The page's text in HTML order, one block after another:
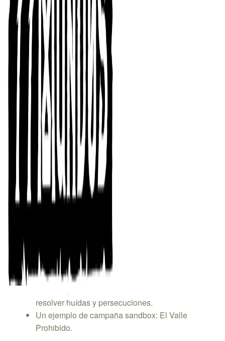
Este es el germen de ¡Hexplora! y siempre estará
disponible de forma gratuita para todos aquellos que
quieran leerlo. Os animamos a echarle un vistazo al pdf
para ver si os gusta el estilo.
¡Hexplora! es una versión ampliada y revisada de este
pdf, con ilustraciones completamente nuevas,
especialmente creadas para la ocasión. A continuación
os presentamos un pequeño resumen de cada uno de
los capítulos y apéndices del libro.
En ¡Hexplora! encontrarás:
Una introducción a las campañas tipo “caja de
arena” y “patea-hexágonos”.
Consejos para crear el mundo de juego: diseña
tablas de encuentros, define la climatología y
sorprender a tus jugadores.
Guías para dirigir la campaña: reglas de viaje,
supervivencia y orientación en las tierras
salvajes.
Apéndices con sistemas para generar terreno
resolver huídas y persecuciones.
Un ejemplo de campaña sandbox: El Valle
Prohibido.